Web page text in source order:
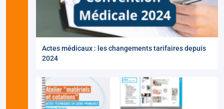
Actes médicaux : les changements tarifaires depuis
2024